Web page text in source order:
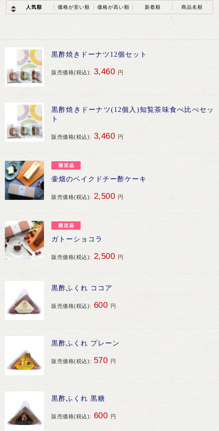
平日AM9:00〜PM5:30（日・祝休）
初めて購入される方はこちら
トップページ
お買い物ガイド
人気順 価格が安い順 価格が高い順 新着順 商品名順
黒酢焼きドーナツ12個セット
販売価格(税込): 3,460 円
黒酢焼きドーナツ(12個入)知覧茶味食べ比べセッ
ト
販売価格(税込): 3,460 円
壷畑のベイクドチー酢ケーキ
販売価格(税込): 2,500 円
ガトーショコラ
販売価格(税込): 2,500 円
黒酢ふくれ ココア
販売価格(税込): 600 円
黒酢ふくれ プレーン
販売価格(税込): 570 円
黒酢ふくれ 黒糖
販売価格(税込): 600 円